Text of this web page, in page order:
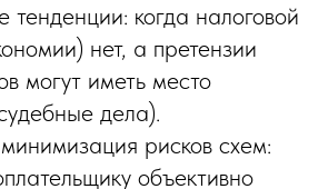
тенденции: когда налоговой
нет, а претензии
могут иметь место
дела).
рисков схем:
объективно